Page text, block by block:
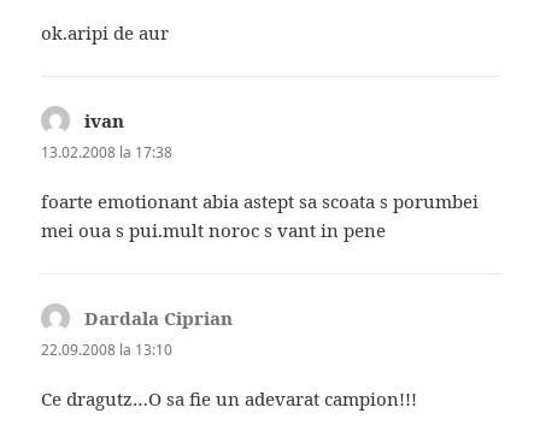
ok.aripi de aur
ivan
13.02.2008 la 17:38
foarte emotionant abia astept sa scoata s porumbei
mei oua s pui.mult noroc s vant in pene
Dardala Ciprian
22.09.2008 la 13:10
Ce dragutz…O sa fie un adevarat campion!!!